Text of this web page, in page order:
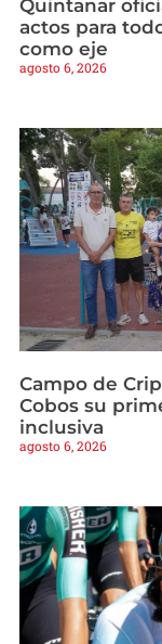
Quintanar
actos para
como eje
agosto 6, 2026
Campo de
Cobos su
inclusiva
agosto 6, 2026